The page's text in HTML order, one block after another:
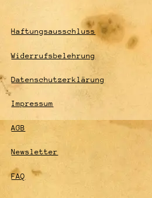
Haftungsausschluss
Widerrufsbelehrung
Datenschutzerklärung
Impressum
AGB
Newsletter
FAQ